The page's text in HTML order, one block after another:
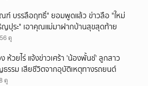
ฑ์ บรรลือฤทธิ์" ยอมพูดแล้ว ข่าวลือ "ใหม่
ญปุระ" เอาคุณแม่มาฝากบ้านสุขสุดท้าย
ดู
ห้วยไร่ แจ้งข่าวเศร้า 'น้องพั้นช์' ลูกสาว
รรม เสียชีวิตจากอุบัติเหตุทางรถยนต์
ดู